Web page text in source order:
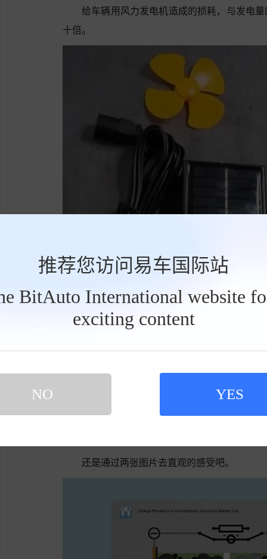
推荐您访问易车国际站
BitAuto International website
exciting content
NO YES
给车辆用风力发电机造成的损耗，与发电
十倍。
微弱的发电量直接为驱动电机供电的可能
最起码充一点是一点。
显然还是做不到，因为任何电池都做不到
车辆的电池；因为充电和放电都是化学反应，
还是通过两张图片去直观的感受吧。